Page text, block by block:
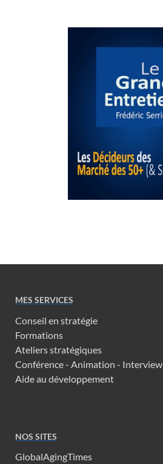
MES SERVICES
Conseil en stratégie
Formations
Ateliers stratégiques
Conférence - Animation - Interview
Aide au développement
NOS SITES
GlobalAgingTimes